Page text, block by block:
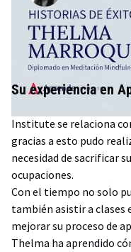
Su experiencia en
Para Thelma, la
Institute se relaciona
gracias a esto pudo
necesidad de sacrificar
ocupaciones.
Con el tiempo no solo
también asistir a clases
mejorar su proceso de
Thelma ha aprendido